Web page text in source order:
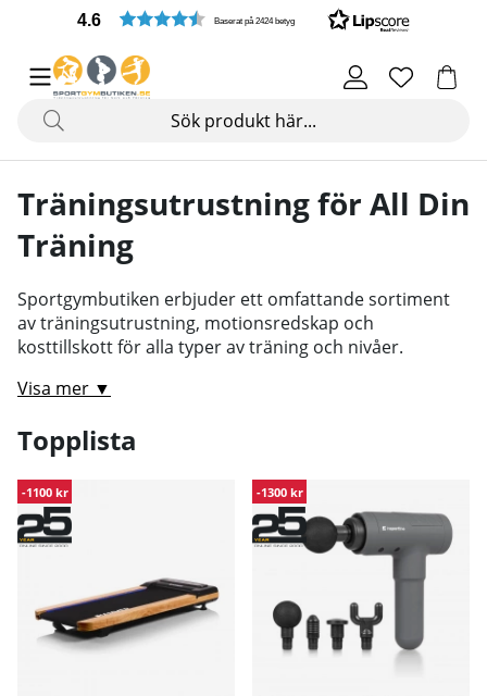
4.6 Baserat på 2424 betyg
Träningsutrustning för All Din
Träning
Sportgymbutiken erbjuder ett omfattande sortiment
av träningsutrustning, motionsredskap och
kosttillskott för alla typer av träning och nivåer.
Visa mer ▼
Topplista
-1100 kr -1300 kr